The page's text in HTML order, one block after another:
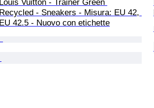
Louis Vuitton - Trainer Green
Recycled - Sneakers - Misura: EU 42,
EU 42.5 - Nuovo con etichette